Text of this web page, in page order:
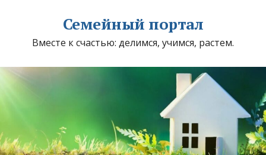
Семейный портал
Вместе к счастью: делимся, учимся, растем.